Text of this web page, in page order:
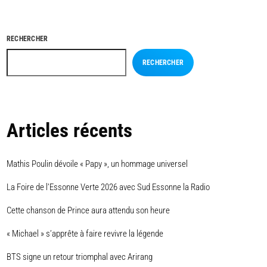
RECHERCHER
RECHERCHER
Articles récents
Mathis Poulin dévoile « Papy », un hommage universel
La Foire de l’Essonne Verte 2026 avec Sud Essonne la Radio
Cette chanson de Prince aura attendu son heure
« Michael » s’apprête à faire revivre la légende
BTS signe un retour triomphal avec Arirang